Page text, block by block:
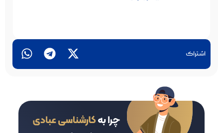
اشتراک